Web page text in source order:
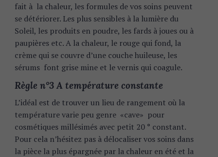
fait à la chaleur, les formules de vos soins peuvent
se détériorer. Les plus sensibles à la lumière du
Soleil, les produits en poudre, les fards à joues ou à
paupières etc. A la chaleur, le rouge qui fond, la
crème qui se couvre d’une couche huileuse, les
sérums font grise mine et le vernis qui coagule.
Règle n°3 A température constante
L’idéal est de trouver un lieu de rangement où la
température varie peu genre «cave» pour
cosmétiques millésimés avec petit 20 ° constant.
Pour cela n’hésitez pas à délocaliser vos soins dans
la pièce la plus épargnée par la chaleur en été et la